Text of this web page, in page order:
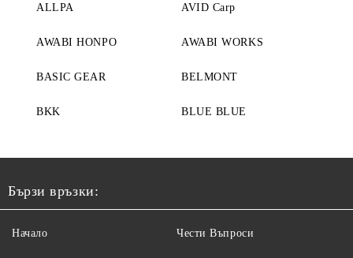
ALLPA AVID Carp
AWABI HONPO AWABI WORKS
BASIC GEAR BELMONT
BKK BLUE BLUE
Бързи връзки:
Начало Чести Въпроси